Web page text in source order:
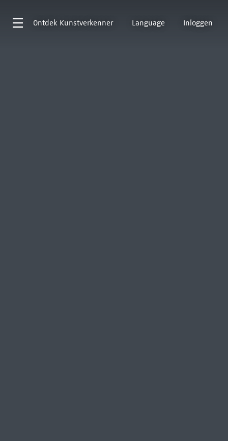
Ontdek Kunstverkenner Language Inloggen